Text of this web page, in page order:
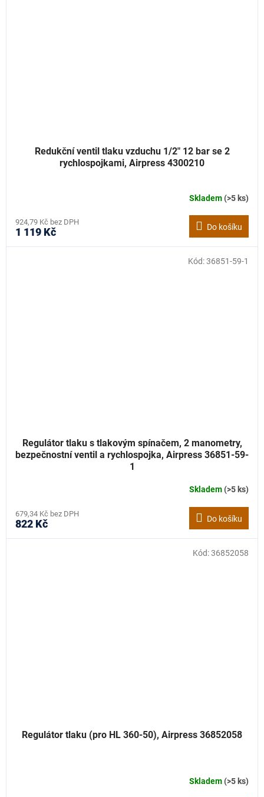
Redukční ventil tlaku vzduchu 1/2" 12 bar se 2
rychlospojkami, Airpress 4300210
Skladem(>5 ks)
924,79 Kč bez DPH
1 119 Kč Do košíku
Regulátor tlaku s tlakovým spínačem, 2 manometry,
bezpečnostní ventil a rychlospojka, Airpress 36851-59-
1
Skladem(>5 ks)
679,34 Kč bez DPH
822 Kč Do košíku
Kód:36851-59-1
Regulátor tlaku (pro HL 360-50), Airpress 36852058
Skladem(>5 ks)
Kód:36852058